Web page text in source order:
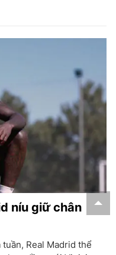
níu giữ chân
Real Madrid thể